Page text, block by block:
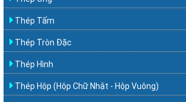
Thép Tấm
Thép Tròn Đặc
Thép Hình
Thép Hộp (Hộp Chữ Nhật - Hộp Vuông)